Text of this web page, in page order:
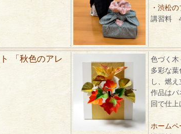
・渋松
講習料
「秋色のアレ
色づく木
多彩な
し、燃え
作品はパ
回で仕上
ホームペ